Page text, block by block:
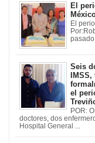
El
El
pasado
Seis
el
POR:
doctores, dos
Hospital General ...